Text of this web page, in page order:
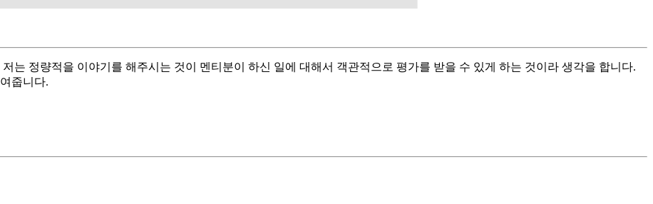
는 정량적을 이야기를 해주시는 것이 멘티분이 하신 일에 대해서 객관적으로 평가를 받을 수 있게 하는 것이라 생각을 합니다.
줍니다.